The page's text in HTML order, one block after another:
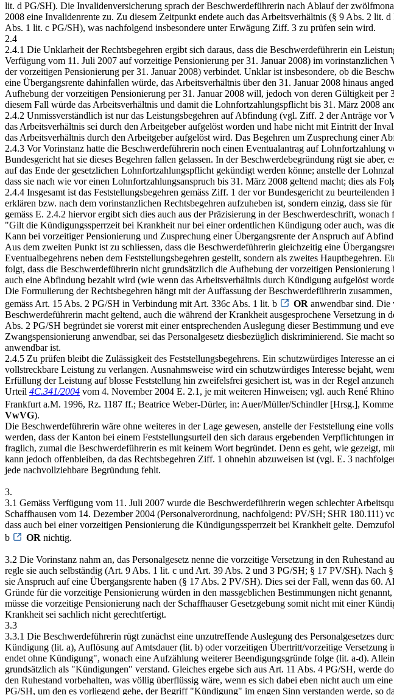
lit. d PG/SH). Die Invalidenversicherung sprach der Beschwerdeführerin nach Ablauf der
2008 eine Invalidenrente zu. Zu diesem Zeitpunkt endete auch das Arbeitsverhältnis (§ 9 Abs. 2
Abs. 1 lit. c PG/SH), was nachfolgend insbesondere unter Erwägung Ziff. 3 zu prüfen sein wird.
2.4
2.4.1 Die Unklarheit der Rechtsbegehren ergibt sich daraus, dass die Beschwerdeführerin ein
Verfügung vom 11. Juli 2007 auf vorzeitige Pensionierung per 31. Januar 2008) im
der vorzeitigen Pensionierung per 31. Januar 2008) verbindet. Unklar ist insbesondere, ob die
eine Übergangsrente dahinfallen würde, das Arbeitsverhältnis über den 31. Januar 2008 hinaus
Aufhebung der vorzeitigen Pensionierung per 31. Januar 2008 will, jedoch von deren Gültigkeit
diesem Fall würde das Arbeitsverhältnis und damit die Lohnfortzahlungspflicht bis 31. März 2008
2.4.2 Unmissverständlich ist nur das Leistungsbegehren auf Abfindung (vgl. Ziff. 2 der Anträge vor
das Arbeitsverhältnis sei durch den Arbeitgeber aufgelöst worden und habe nicht mit Eintritt der
das Arbeitsverhältnis durch den Arbeitgeber aufgelöst wird. Das Begehren um Zusprechung einer
2.4.3 Vor Vorinstanz hatte die Beschwerdeführerin noch einen Eventualantrag auf
Bundesgericht hat sie dieses Begehren fallen gelassen. In der Beschwerdebegründung rügt sie
auf das Ende der gesetzlichen Lohnfortzahlungspflicht gekündigt werden könne; anstelle der
dass sie nach wie vor einen Lohnfortzahlungsanspruch bis 31. März 2008 geltend macht; dies als
2.4.4 Insgesamt ist das Feststellungsbegehren gemäss Ziff. 1 der vor Bundesgericht zu
erklären bzw. nach dem vorinstanzlichen Rechtsbegehren aufzuheben ist, sondern einzig, dass sie
gemäss E. 2.4.2 hiervor ergibt sich dies auch aus der Präzisierung in der Beschwerdeschrift,
"Gilt die Kündigungssperrzeit bei Krankheit nur bei einer ordentlichen Kündigung oder auch, was
Kann bei vorzeitiger Pensionierung und Zusprechung einer Übergangsrente der Anspruch auf
Aus dem zweiten Punkt ist zu schliessen, dass die Beschwerdeführerin gleichzeitig eine
Eventualbegehrens neben dem Feststellungsbegehren gestellt, sondern als zweites
folgt, dass die Beschwerdeführerin nicht grundsätzlich die Aufhebung der vorzeitigen
auch eine Abfindung bezahlt wird (wie wenn das Arbeitsverhältnis durch Kündigung aufgelöst
Die Formulierung der Rechtsbegehren hängt mit der Auffassung der Beschwerdeführerin
gemäss Art. 15 Abs. 2 PG/SH in Verbindung mit Art. 336c Abs. 1 lit. b
OR anwendbar sind. Die
Beschwerdeführerin macht geltend, auch die während der Krankheit ausgesprochene Versetzung
Abs. 2 PG/SH begründet sie vorerst mit einer entsprechenden Auslegung dieser Bestimmung und
Zwangspensionierung anwendbar, sei das Personalgesetz diesbezüglich diskriminierend. Sie
anwendbar ist.
2.4.5 Zu prüfen bleibt die Zulässigkeit des Feststellungsbegehrens. Ein schutzwürdiges Interesse
vollstreckbare Leistung zu verlangen. Ausnahmsweise wird ein schutzwürdiges Interesse bejaht,
Erfüllung der Leistung auf blosse Feststellung hin zweifelsfrei gesichert ist, was in der Regel
Urteil 4C.341/2004 vom 4. November 2004 E. 2.1, je mit weiteren Hinweisen; vgl. auch René
Frankfurt a.M. 1996, Rz. 1187 ff.; Beatrice Weber-Dürler, in: Auer/Müller/Schindler [Hrsg.],
VwVG).
Die Beschwerdeführerin wäre ohne weiteres in der Lage gewesen, anstelle der Feststellung eine
werden, dass der Kanton bei einem Feststellungsurteil den sich daraus ergebenden
fraglich, zumal die Beschwerdeführerin es mit keinem Wort begründet. Denn es geht, wie gezeigt,
kann jedoch offenbleiben, da das Rechtsbegehren Ziff. 1 ohnehin abzuweisen ist (vgl. E. 3
jede nachvollziehbare Begründung fehlt.
3.
3.1 Gemäss Verfügung vom 11. Juli 2007 wurde die Beschwerdeführerin wegen schlechter
Schaffhausen vom 14. Dezember 2004 (Personalverordnung, nachfolgend: PV/SH; SHR 180.111)
dass auch bei einer vorzeitigen Pensionierung die Kündigungssperrzeit bei Krankheit gelte.
b
OR nichtig.
3.2 Die Vorinstanz nahm an, das Personalgesetz nenne die vorzeitige Versetzung in den
regle sie auch selbständig (Art. 9 Abs. 1 lit. c und Art. 39 Abs. 2 und 3 PG/SH; § 17 PV/SH). Nach
sie Anspruch auf eine Übergangsrente haben (§ 17 Abs. 2 PV/SH). Dies sei der Fall, wenn das 60.
Gründe für die vorzeitige Pensionierung würden in den massgeblichen Bestimmungen nicht
müsse die vorzeitige Pensionierung nach der Schaffhauser Gesetzgebung somit nicht mit einer
Krankheit sei sachlich nicht gerechtfertigt.
3.3
3.3.1 Die Beschwerdeführerin rügt zunächst eine unzutreffende Auslegung des Personalgesetzes
Kündigung (lit. a), Auflösung auf Amtsdauer (lit. b) oder vorzeitigen Übertritt/vorzeitige
endet ohne Kündigung", wonach eine Aufzählung weiterer Beendigungsgründe folge (lit. a-d).
grundsätzlich als "Kündigungen" verstand. Gleiches ergebe sich aus Art. 11 Abs. 4 PG/SH, werde
den Ruhestand vorbehalten, was völlig überflüssig wäre, wenn es sich dabei eben nicht auch um
PG/SH, um den es vorliegend gehe, der Begriff "Kündigung" im engen Sinn verstanden werde, so